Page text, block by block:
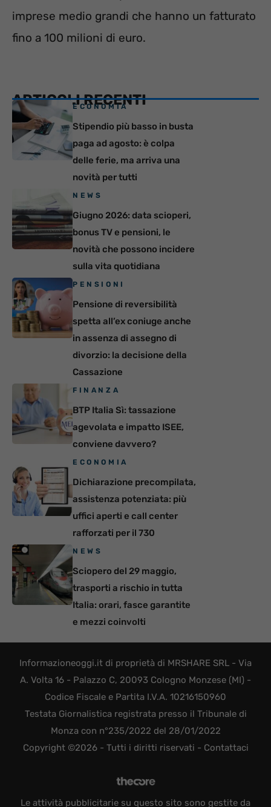
imprese medio grandi che hanno un fatturato
fino a 100 milioni di euro.
ARTICOLI RECENTI
ECONOMIA
Stipendio più basso in busta
paga ad agosto: è colpa
delle ferie, ma arriva una
novità per tutti
NEWS
Giugno 2026: data scioperi,
bonus TV e pensioni, le
novità che possono incidere
sulla vita quotidiana
PENSIONI
Pensione di reversibilità
spetta all’ex coniuge anche
in assenza di assegno di
divorzio: la decisione della
Cassazione
FINANZA
BTP Italia Sì: tassazione
agevolata e impatto ISEE,
conviene davvero?
ECONOMIA
Dichiarazione precompilata,
assistenza potenziata: più
uffici aperti e call center
rafforzati per il 730
NEWS
Sciopero del 29 maggio,
trasporti a rischio in tutta
Italia: orari, fasce garantite
e mezzi coinvolti
Informazioneoggi.it di proprietà di MRSHARE SRL - Via
A. Volta 16 - Palazzo C, 20093 Cologno Monzese (MI) -
Codice Fiscale e Partita I.V.A. 10216150960
Testata Giornalistica registrata presso il Tribunale di
Monza con n°235/2022 del 28/01/2022
Copyright ©2026 - Tutti i diritti riservati - Contattaci
Le attività pubblicitarie su questo sito sono gestite da